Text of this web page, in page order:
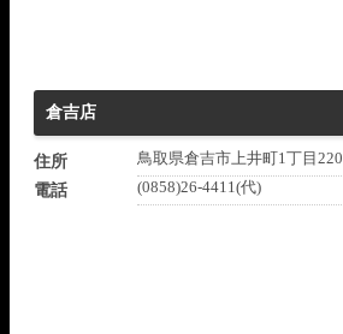
倉吉店
住所
鳥取県倉吉市上井町1丁目220
電話
(0858)26-4411(代)